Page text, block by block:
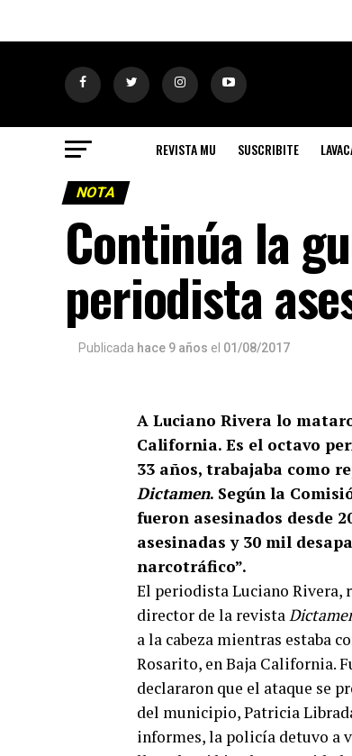
REVISTA MU SUSCRIBITE
NOTA
Continúa la
periodista
Publicada hace 9 años el 01/08/2017
A Luciano Rivera lo
California. Es el octavo
33 años, trabajaba como
Dictamen. Según la
fueron asesinados desde
asesinadas y 30 mil
narcotráfico”.
El periodista Luciano Rivera,
director de la revista
a la cabeza mientras estaba
Rosarito, en Baja California.
declararon que el ataque se
del municipio, Patricia
informes, la policía detuvo a